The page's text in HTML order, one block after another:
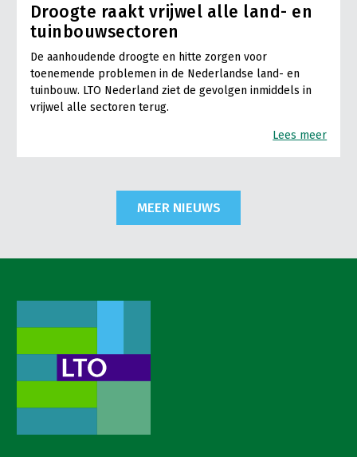
Droogte raakt vrijwel alle land- en
tuinbouwsectoren
De aanhoudende droogte en hitte zorgen voor
toenemende problemen in de Nederlandse land- en
tuinbouw. LTO Nederland ziet de gevolgen inmiddels in
vrijwel alle sectoren terug.
Lees meer
MEER NIEUWS